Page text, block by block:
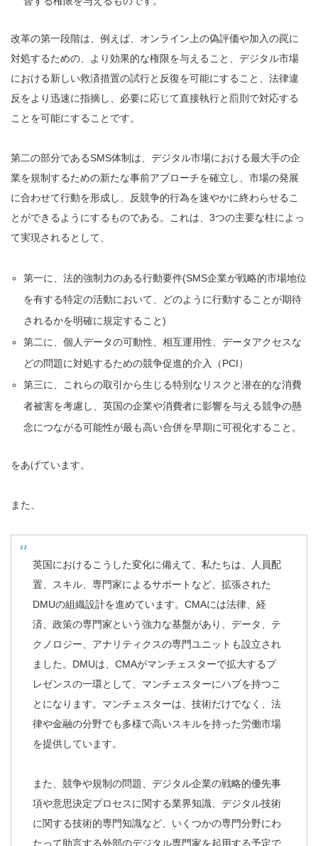
改革の第一段階は、例えば、オンライン上の偽評価や加入の罠に
対処するための、より効果的な権限を与えること、デジタル市場
における新しい救済措置の試行と反復を可能にすること、法律違
反をより迅速に指摘し、必要に応じて直接執行と罰則で対応する
ことを可能にすることです。
第二の部分であるSMS体制は、デジタル市場における最大手の企
業を規制するための新たな事前アプローチを確立し、市場の発展
に合わせて行動を形成し、反競争的行為を速やかに終わらせるこ
とができるようにするものである。これは、3つの主要な柱によっ
て実現されるとして、
第一に、法的強制力のある行動要件(SMS企業が戦略的市場地位
を有する特定の活動において、どのように行動することが期待
されるかを明確に規定すること)
第二に、個人データの可動性、相互運用性、データアクセスな
どの問題に対処するための競争促進的介入（PCI）
第三に、これらの取引から生じる特別なリスクと潜在的な消費
者被害を考慮し、英国の企業や消費者に影響を与える競争の懸
念につながる可能性が最も高い合併を早期に可視化すること。
をあげています。
また、
英国におけるこうした変化に備えて、私たちは、人員配
置、スキル、専門家によるサポートなど、拡張された
DMUの組織設計を進めています。CMAには法律、経
済、政策の専門家という強力な基盤があり、データ、テ
クノロジー、アナリティクスの専門ユニットも設立され
ました。DMUは、CMAがマンチェスターで拡大するプ
レゼンスの一環として、マンチェスターにハブを持つこ
とになります。マンチェスターは、技術だけでなく、法
律や金融の分野でも多様で高いスキルを持った労働市場
を提供しています。
また、競争や規制の問題、デジタル企業の戦略的優先事
項や意思決定プロセスに関する業界知識、デジタル技術
に関する技術的専門知識など、いくつかの専門分野にわ
たって助言する外部のデジタル専門家を起用する予定で